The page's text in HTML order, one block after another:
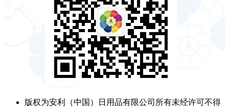
版权为安利（中国）日用品有限公司所有未经许可不得